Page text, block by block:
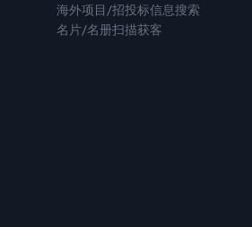
海外项目/招投标信息搜索
名片/名册扫描获客